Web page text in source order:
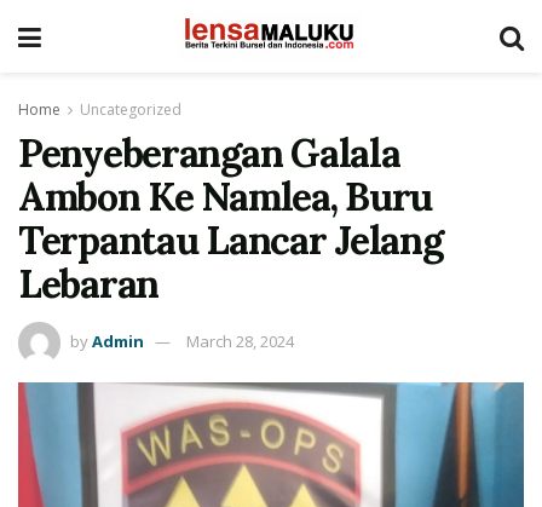
Home Uncategorized
Penyeberangan Galala
Ambon Ke Namlea, Buru
Terpantau Lancar Jelang
Lebaran
byAdmin March 28, 2024